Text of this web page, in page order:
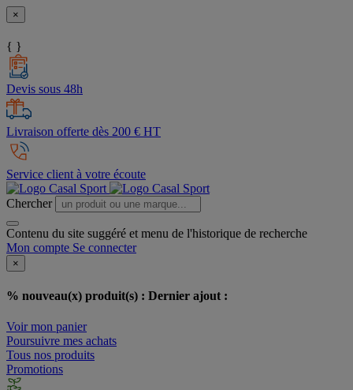
×
{ }
Devis sous 48h
Livraison offerte dès 200 € HT
Service client à votre écoute
Chercher
Contenu du site suggéré et menu de l'historique de recherche
Mon compte Se connecter
×
% nouveau(x) produit(s) : Dernier ajout :
Voir mon panier
Poursuivre mes achats
Tous nos produits
Promotions